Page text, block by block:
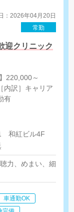
：2026年04月20日
常勤
迎クリニック
内訳］キャリア
有
和紅ビル4F
力、めまい、細菌検
車通勤OK